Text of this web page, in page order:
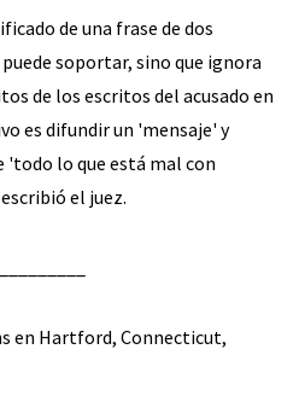
de una frase de dos
soportar, sino que ignora
de los escritos del acusado en
es difundir un 'mensaje' y
'todo lo que está mal con
el juez.
en Hartford, Connecticut,